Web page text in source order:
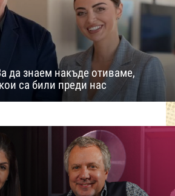
да знаем накъде отиваме,
са били преди нас